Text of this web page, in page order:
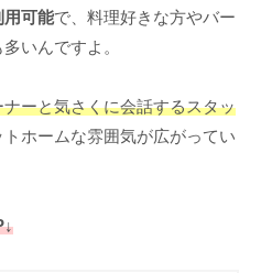
用可能で、料理好きな方やバー
いんですよ。
ーと気さくに会話するスタッ
トホームな雰囲気が広がってい